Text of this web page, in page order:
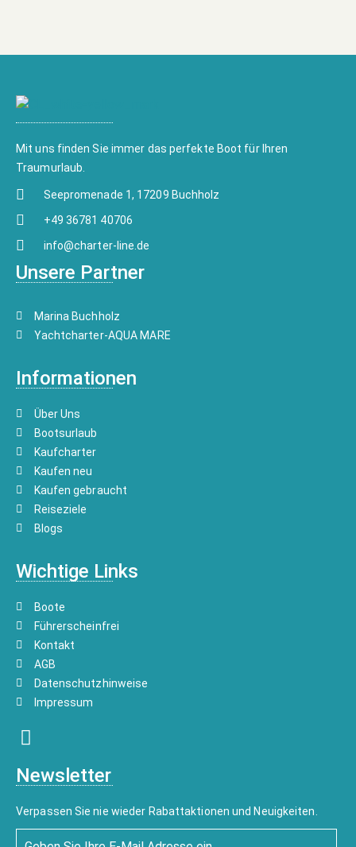
Mit uns finden Sie immer das perfekte Boot für Ihren
Traumurlaub.
Seepromenade 1, 17209 Buchholz
+49 36781 40706
info@charter-line.de
Unsere Partner
Marina Buchholz
Yachtcharter-AQUA MARE
Informationen
Über Uns
Bootsurlaub
Kaufcharter
Kaufen neu
Kaufen gebraucht
Reiseziele
Blogs
Wichtige Links
Boote
Führerscheinfrei
Kontakt
AGB
Datenschutzhinweise
Impressum
Newsletter
Verpassen Sie nie wieder Rabattaktionen und Neuigkeiten.